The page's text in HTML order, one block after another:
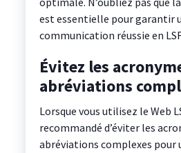
est essentielle pour garantir
communication réussie en
Évitez les
abréviations
Lorsque vous utilisez le Web
recommandé d’éviter les
abréviations complexes pour